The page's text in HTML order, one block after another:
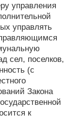
управления
управлять
сел, поселков,
(с
Закона
к